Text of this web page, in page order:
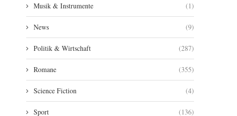
Musik & Instrumente (1)
News (9)
Politik & Wirtschaft (287)
Romane (355)
Science Fiction (4)
Sport (136)